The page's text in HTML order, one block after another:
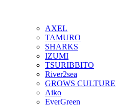
AXEL
TAMURO
SHARKS
IZUMI
TSURIBBITO
River2sea
GROWS CULTURE
Aiko
EverGreen